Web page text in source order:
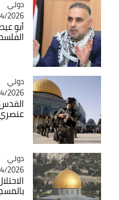
Catégorie
دولي
2026 - 20:53
أبو
Catégorie
دولي
2026 - 19:03
عنصري
Catégorie
دولي
2026 - 17:11